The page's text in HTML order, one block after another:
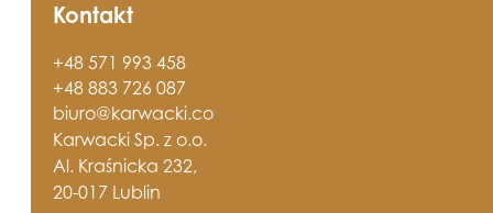
Kontakt
+48 571 993 458
+48 883 726 087
biuro@karwacki.co
Karwacki Sp. z o.o.
Al. Kraśnicka 232,
20-017 Lublin